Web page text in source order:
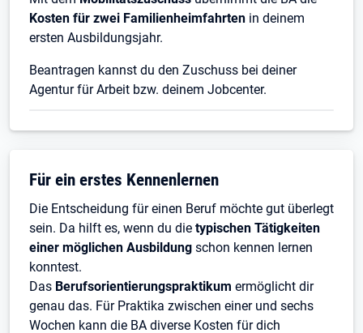
Kosten für zwei Familienheimfahrten in deinem
ersten Ausbildungsjahr.
Beantragen kannst du den Zuschuss bei deiner
Agentur für Arbeit bzw. deinem Jobcenter.
Für ein erstes Kennenlernen
Die Entscheidung für einen Beruf möchte gut überlegt
sein. Da hilft es, wenn du die typischen Tätigkeiten
einer möglichen Ausbildung schon kennen lernen
konntest.
Das Berufsorientierungspraktikum ermöglicht dir
genau das. Für Praktika zwischen einer und sechs
Wochen kann die BA diverse Kosten für dich